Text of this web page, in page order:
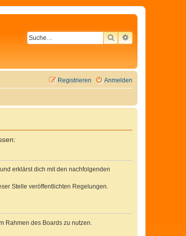
SUCHEERWEITERTE
Anmelden
Registrieren
erklärst dich mit den nachfolgenden
Stelle veröffentlichten Regelungen.
Rahmen des Boards zu nutzen.